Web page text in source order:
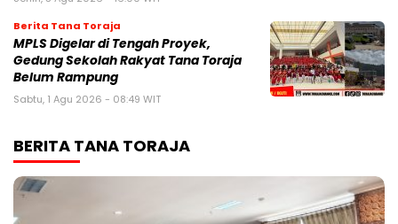
Berita Tana Toraja
MPLS Digelar di Tengah Proyek,
Gedung Sekolah Rakyat Tana Toraja
Belum Rampung
Sabtu, 1 Agu 2026 - 08:49 WIT
BERITA TANA TORAJA